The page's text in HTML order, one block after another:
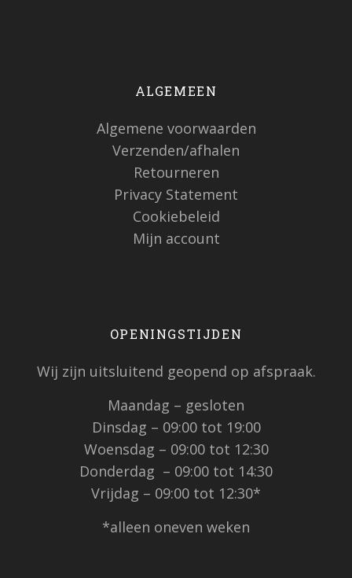
ALGEMEEN
Algemene voorwaarden
Verzenden/afhalen
Retourneren
Privacy Statement
Cookiebeleid
Mijn account
OPENINGSTIJDEN
Wij zijn uitsluitend geopend op afspraak.
Maandag – gesloten
Dinsdag – 09:00 tot 19:00
Woensdag – 09:00 tot 12:30
Donderdag – 09:00 tot 14:30
Vrijdag – 09:00 tot 12:30*
*alleen oneven weken